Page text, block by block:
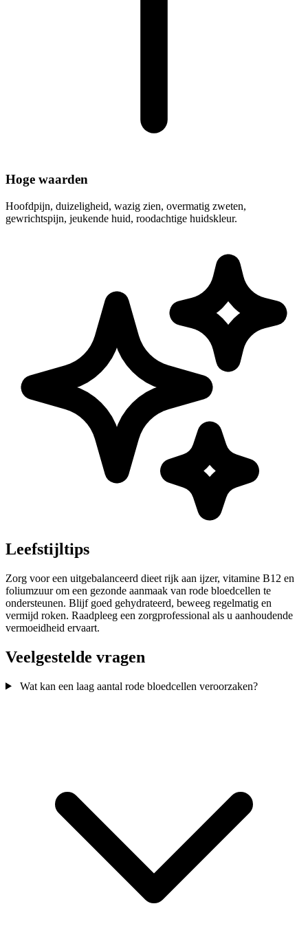
Hoge waarden
Hoofdpijn, duizeligheid, wazig zien, overmatig zweten,
gewrichtspijn, jeukende huid, roodachtige huidskleur.
Leefstijltips
Zorg voor een uitgebalanceerd dieet rijk aan ijzer, vitamine B12 en
foliumzuur om een gezonde aanmaak van rode bloedcellen te
ondersteunen. Blijf goed gehydrateerd, beweeg regelmatig en
vermijd roken. Raadpleeg een zorgprofessional als u aanhoudende
vermoeidheid ervaart.
Veelgestelde vragen
Wat kan een laag aantal rode bloedcellen veroorzaken?